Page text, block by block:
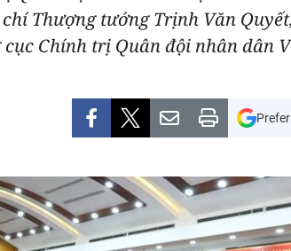
Thượng tướng Trịnh Văn
Chính trị Quân đội nhân dân